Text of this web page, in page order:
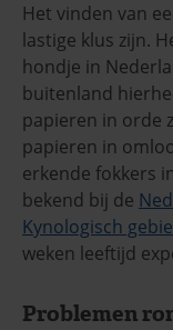
Het vinden van
lastige klus zijn.
hondje in
buitenland
papieren in orde
papieren in
erkende fokkers
bekend bij de
Kynologisch
weken leeftijd
Problemen